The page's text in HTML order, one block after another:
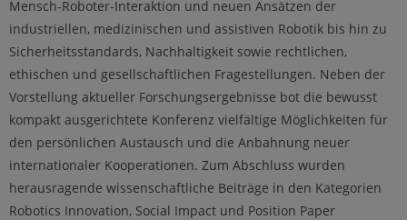
Mensch-Roboter-Interaktion und neuen Ansätzen der
industriellen, medizinischen und assistiven Robotik bis hin zu
Sicherheitsstandards, Nachhaltigkeit sowie rechtlichen,
ethischen und gesellschaftlichen Fragestellungen. Neben der
Vorstellung aktueller Forschungsergebnisse bot die bewusst
kompakt ausgerichtete Konferenz vielfältige Möglichkeiten für
den persönlichen Austausch und die Anbahnung neuer
internationaler Kooperationen. Zum Abschluss wurden
herausragende wissenschaftliche Beiträge in den Kategorien
Robotics Innovation, Social Impact und Position Paper